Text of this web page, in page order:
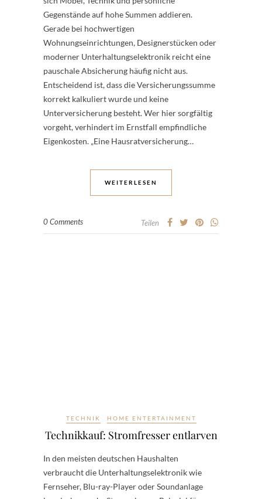
Gegenstände auf hohe Summen addieren.
Gerade bei hochwertigen
Wohnungseinrichtungen, Designerstücken oder
moderner Unterhaltungselektronik reicht eine
pauschale Absicherung häufig nicht aus.
Entscheidend ist, dass die Versicherungssumme
korrekt kalkuliert wurde und keine
Unterversicherung besteht. Wer hier sorgfältig
vorgeht, verhindert im Ernstfall empfindliche
Eigenkosten. „Eine Hausratversicherung…
WEITERLESEN
0 Comments Teilen
TECHNIK HOME ENTERTAINMENT
Technikkauf: Stromfresser entlarven
In den meisten deutschen Haushalten
verbraucht die Unterhaltungselektronik wie
Fernseher, Blu-ray-Player oder Soundanlage